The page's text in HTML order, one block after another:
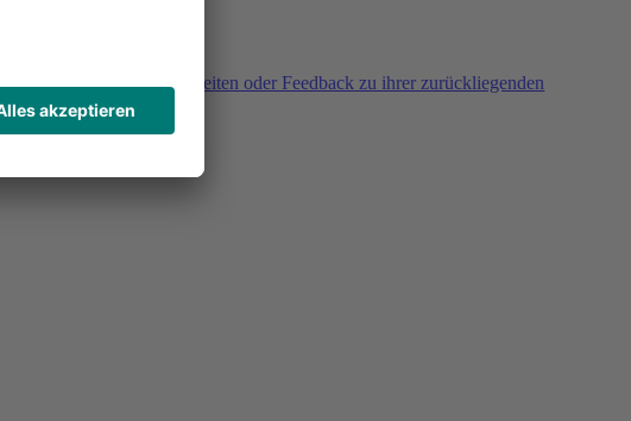
Sie haben Fragen, Unklarheiten oder Feedback zu ihrer zurückliegenden
Buchung?